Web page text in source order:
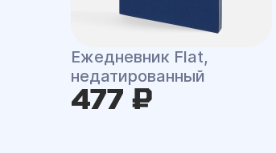
Ежедневник Flat,
недатированный
477 ₽